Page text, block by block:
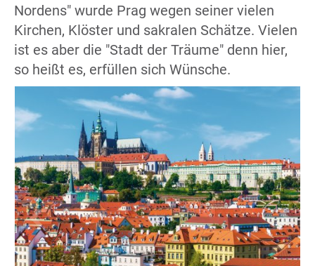
Nordens" wurde Prag wegen seiner vielen
Kirchen, Klöster und sakralen Schätze. Vielen
ist es aber die "Stadt der Träume" denn hier,
so heißt es, erfüllen sich Wünsche.